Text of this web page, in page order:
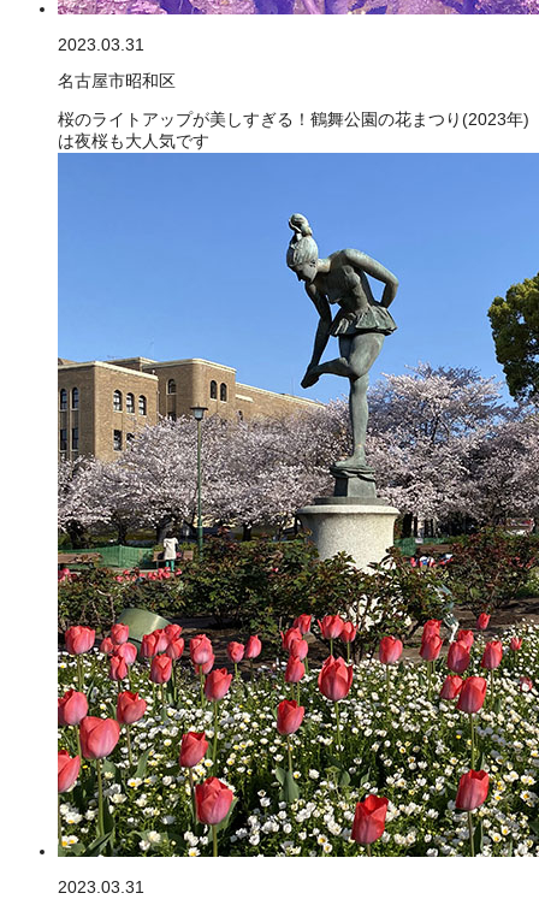
2023.03.31
名古屋市昭和区
桜のライトアップが美しすぎる！鶴舞公園の花まつり(2023年)
は夜桜も大人気です
2023.03.31